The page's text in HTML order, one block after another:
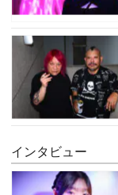
インタビュー